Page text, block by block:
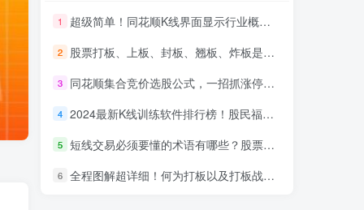
1 超级简单！同花顺K线界面显示行业概念指标代码图解
2 股票打板、上板、封板、翘板、炸板是什么意思？炒股你必须懂的暗语！
3 同花顺集合竞价选股公式，一招抓涨停让你秒变打板高手！
4 2024最新K线训练软件排行榜！股民福利，十款专业分析工具全揭秘！
5 短线交易必须要懂的术语有哪些？股票分时水上、水下是什么意思？
6 全程图解超详细！何为打板以及打板战法的精髓
登录 注册